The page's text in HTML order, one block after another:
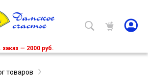
— 2000 руб.
товаров